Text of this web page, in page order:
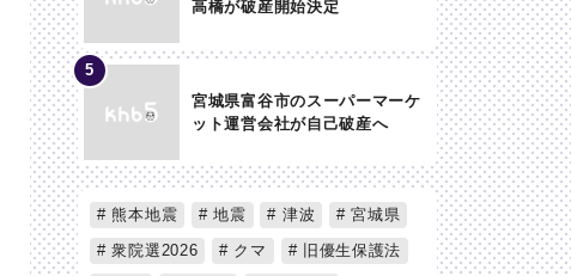
高橋が破産開始決定
宮城県富谷市のスーパーマーケ
ット運営会社が自己破産へ
熊本地震 地震 津波
宮城県
衆院選2026
クマ
旧優生保護法